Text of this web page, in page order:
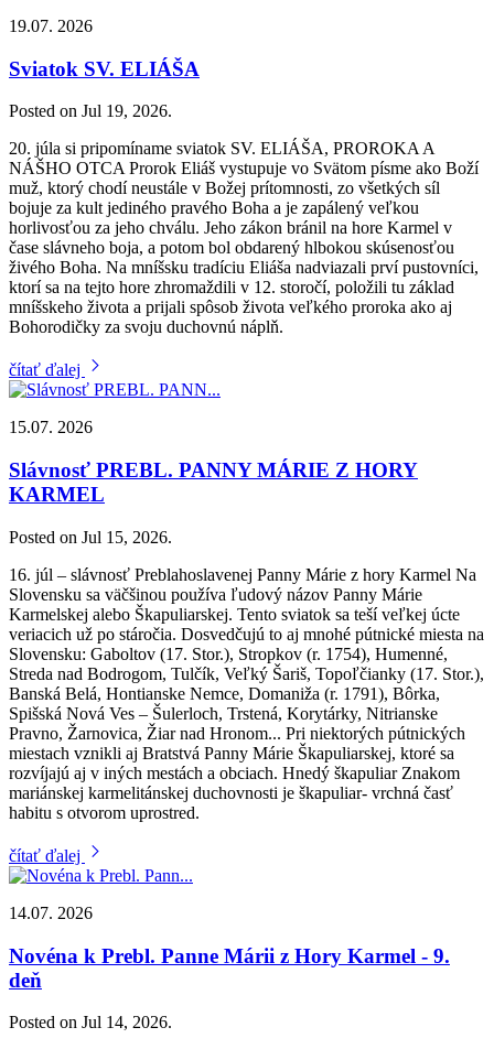
19.07. 2026
Sviatok SV. ELIÁŠA
Posted on Jul 19, 2026.
20. júla si pripomíname sviatok SV. ELIÁŠA, PROROKA A
NÁŠHO OTCA Prorok Eliáš vystupuje vo Svätom písme ako Boží
muž, ktorý chodí neustále v Božej prítomnosti, zo všetkých síl
bojuje za kult jediného pravého Boha a je zapálený veľkou
horlivosťou za jeho chválu. Jeho zákon bránil na hore Karmel v
čase slávneho boja, a potom bol obdarený hlbokou skúsenosťou
živého Boha. Na mníšsku tradíciu Eliáša nadviazali prví pustovníci,
ktorí sa na tejto hore zhromaždili v 12. storočí, položili tu základ
mníšskeho života a prijali spôsob života veľkého proroka ako aj
Bohorodičky za svoju duchovnú náplň.
čítať ďalej
15.07. 2026
Slávnosť PREBL. PANNY MÁRIE Z HORY
KARMEL
Posted on Jul 15, 2026.
16. júl – slávnosť Preblahoslavenej Panny Márie z hory Karmel Na
Slovensku sa väčšinou používa ľudový názov Panny Márie
Karmelskej alebo Škapuliarskej. Tento sviatok sa teší veľkej úcte
veriacich už po stáročia. Dosvedčujú to aj mnohé pútnické miesta na
Slovensku: Gaboltov (17. Stor.), Stropkov (r. 1754), Humenné,
Streda nad Bodrogom, Tulčík, Veľký Šariš, Topoľčianky (17. Stor.),
Banská Belá, Hontianske Nemce, Domaniža (r. 1791), Bôrka,
Spišská Nová Ves – Šulerloch, Trstená, Korytárky, Nitrianske
Pravno, Žarnovica, Žiar nad Hronom... Pri niektorých pútnických
miestach vznikli aj Bratstvá Panny Márie Škapuliarskej, ktoré sa
rozvíjajú aj v iných mestách a obciach. Hnedý škapuliar Znakom
mariánskej karmelitánskej duchovnosti je škapuliar- vrchná časť
habitu s otvorom uprostred.
čítať ďalej
14.07. 2026
Novéna k Prebl. Panne Márii z Hory Karmel - 9.
deň
Posted on Jul 14, 2026.